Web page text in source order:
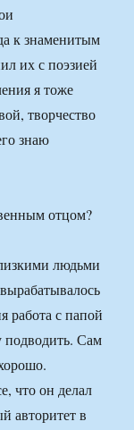
к знаменитым
их с поэзией
я тоже
творчество
знаю
отцом?
людьми
работа с папой
подводить. Сам
что он делал
авторитет в